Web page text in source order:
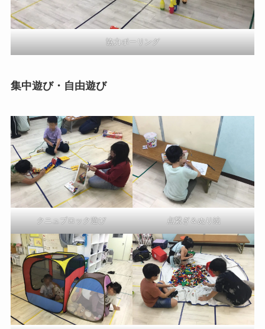
協力ボーリング
集中遊び・自由遊び
クニュブロック遊び 点繋ぎ＆ぬり絵